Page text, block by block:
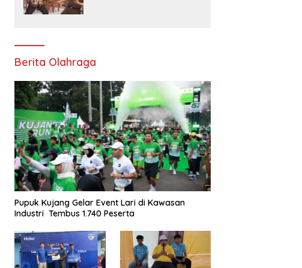
Berita Olahraga
Pupuk Kujang Gelar Event Lari di Kawasan
Industri Tembus 1.740 Peserta